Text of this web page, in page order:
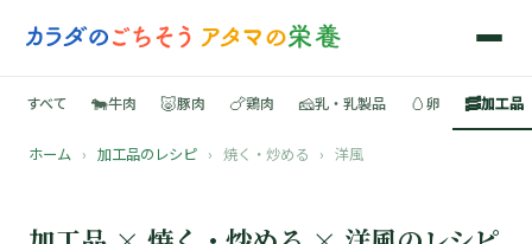
📚
すべて 🐄牛肉 🐷豚肉 🍗鶏肉 🧀乳・乳製品 🥚卵 🥓加工品
ホーム › 加工品のレシピ › 焼く・炒める › 洋風